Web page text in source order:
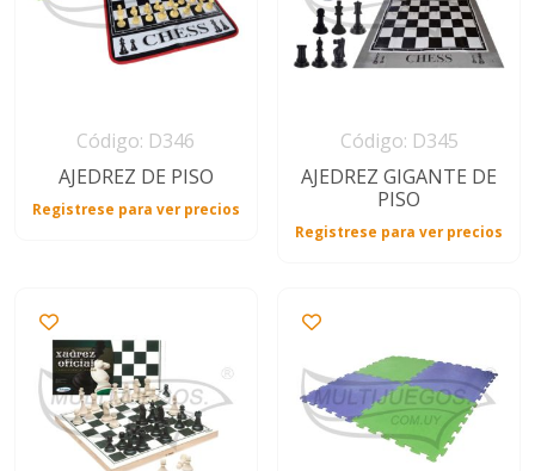
Código: D346
AJEDREZ DE PISO
Registrese para ver precios
Código: D345
AJEDREZ GIGANTE DE
PISO
Registrese para ver precios